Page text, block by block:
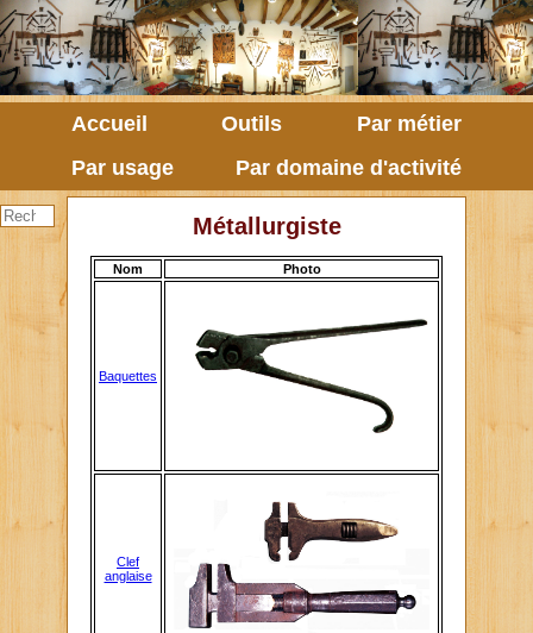
Accueil Outils
Par métier
Par usage
Par domaine d'activité
Métallurgiste
Nom Photo
Baquettes
Clef
anglaise